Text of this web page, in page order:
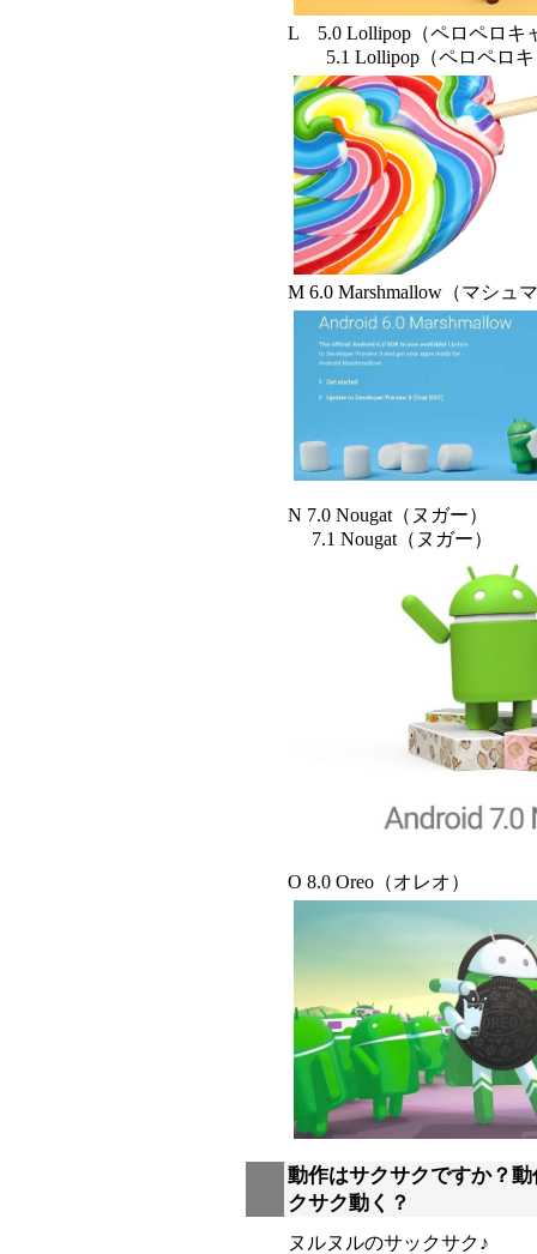
L 5.0 Lollipop（ペロペロキ
5.1 Lollipop（ペロペロキ
M 6.0 Marshmallow（マシュ
N 7.0 Nougat（ヌガー）
7.1 Nougat（ヌガー）
O 8.0 Oreo（オレオ）
動作はサクサクですか？
クサク動く？
ヌルヌルのサックサク♪